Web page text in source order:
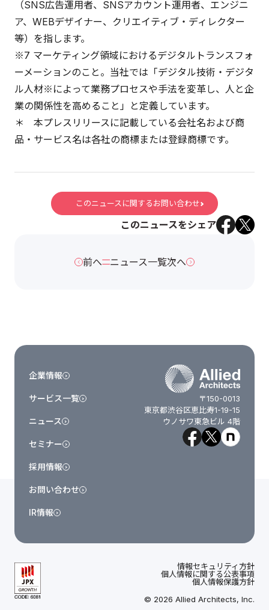
（SNS広告運用者、SNSアカウント運用者、エンジニ
ア、WEBデザイナー、クリエイティブ・ディレクター
等）を指します。
※7 マーケティング領域におけるデジタルトランスフォ
ーメーションのこと。当社では「デジタル技術・デジタ
ル人材※によって業務プロセスや手法を変革し、人と企
業の関係性を高めること」と定義しています。
＊ 本プレスリリースに記載している会社名および商
品・サービス名は各社の商標または登録商標です。
このニュースに関するお問い合わせ
このニュースをシェア
前へ ニュース一覧次へ
〒150-0013
東京都渋谷区恵比寿1-19-15
ウノサワ東急ビル 4階
企業情報
サービス一覧
ニュース
セミナー
採用情報
お問い合わせ
IR情報
情報セキュリティ方針
個人情報に関する公表事項
個人情報保護方針
© 2026 Allied Architects, Inc.